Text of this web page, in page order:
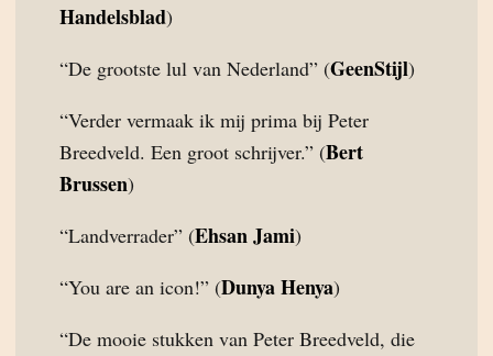
Handelsblad)
“De grootste lul van Nederland” (GeenStijl)
“Verder vermaak ik mij prima bij Peter
Breedveld. Een groot schrijver.” (Bert
Brussen)
“Landverrader” (Ehsan Jami)
“You are an icon!” (Dunya Henya)
“De mooie stukken van Peter Breedveld, die